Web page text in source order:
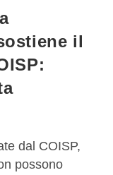
il
dal COISP,
possono